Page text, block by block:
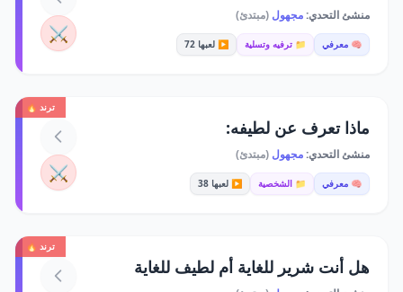
منشئ التحدي:مجهول (مبتدئ)
🧠 معرفي 📁 ترفيه وتسلية ▶️ لعبها 72 ⚔️
ترند 🔥
ماذا تعرف عن لطيفه:
منشئ التحدي:مجهول (مبتدئ)
🧠 معرفي 📁 الشخصية ▶️ لعبها 38 ⚔️
ترند 🔥
هل أنت شرير للغاية أم لطيف للغاية